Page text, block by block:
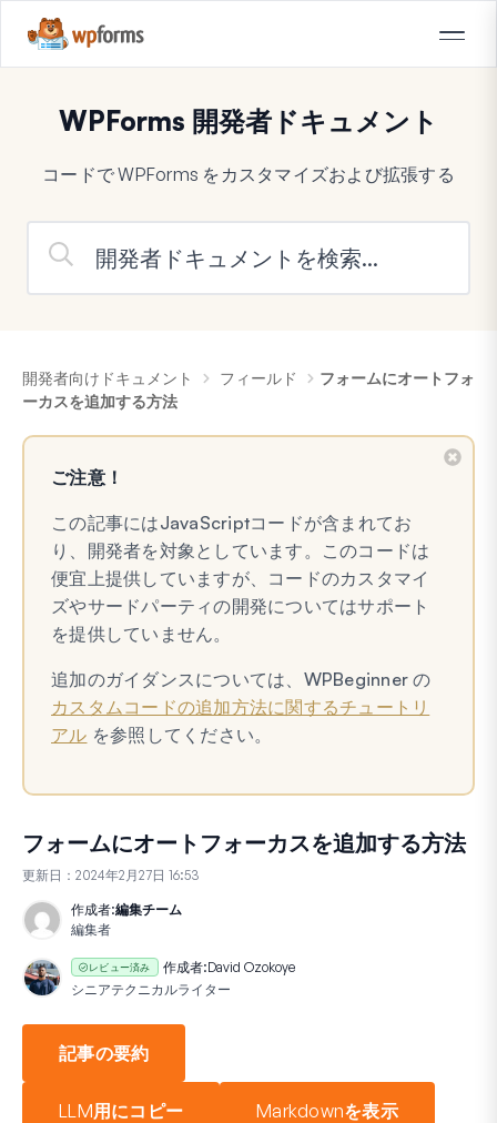
WPForms 開発者ドキュメント
コードで WPForms をカスタマイズおよび拡張する
開発者向けドキュメント フィールド
フォームにオートフォ
ーカスを追加する方法
ご注意！
この記事にはJavaScriptコードが含まれてお
り、開発者を対象としています。このコードは
便宜上提供していますが、コードのカスタマイ
ズやサードパーティの開発についてはサポート
を提供していません。
追加のガイダンスについては、WPBeginner の
カスタムコードの追加方法に関するチュートリ
アル を参照してください。
フォームにオートフォーカスを追加する方法
更新日： 2024年2月27日 16:53
作成者:編集チーム
編集者
レビュー済み 作成者:David Ozokoye
シニアテクニカルライター
記事の要約
LLM用にコピー Markdownを表示